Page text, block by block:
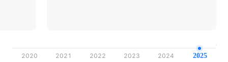
2020 2021 2022 2023 2024 2025